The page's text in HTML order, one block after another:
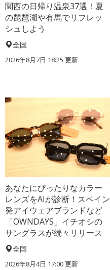
関西の日帰り温泉37選！夏
の琵琶湖や有馬でリフレッ
シュしよう
全国
2026年8月7日 18:25 更新
あなたにぴったりなカラー
レンズをAIが診断！スペイン
発アイウェアブランドなど
「OWNDAYS」イチオシの
サングラスが続々リリース
全国
2026年8月4日 17:00更新